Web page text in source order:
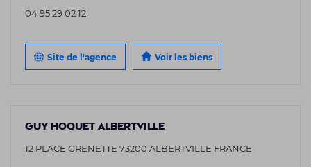
04 95 29 02 12
Site de l'agence Voir les biens
GUY HOQUET ALBERTVILLE
12 PLACE GRENETTE 73200 ALBERTVILLE FRANCE